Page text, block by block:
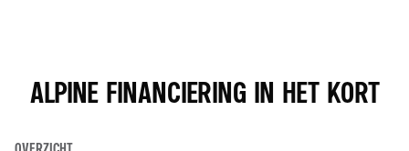
ALPINE FINANCIERING IN HET KORT